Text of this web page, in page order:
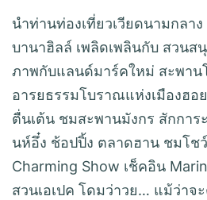
นำท่านท่องเที่ยวเวียดนามกลา
บานาฮิลล์ เพลิดเพลินกับ สวนส
ภาพกับแลนด์มาร์คใหม่ สะพาน
อารยธรรมโบราณแห่งเมืองฮอ
ตื่นเต้น ชมสะพานมังกร สักกา
นห์อึ๋ง ช้อปปิ้ง ตลาดฮาน ชมโชว์
Charming Show เช็คอิน
สวนเอเปค โดมว่าวย… แม้ว่าจ